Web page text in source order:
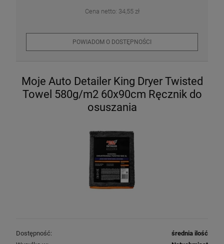
Cena netto: 34,55 zł
POWIADOM O DOSTĘPNOŚCI
Moje Auto Detailer King Dryer Twisted
Towel 580g/m2 60x90cm Ręcznik do
osuszania
Dostępność:
średnia ilość